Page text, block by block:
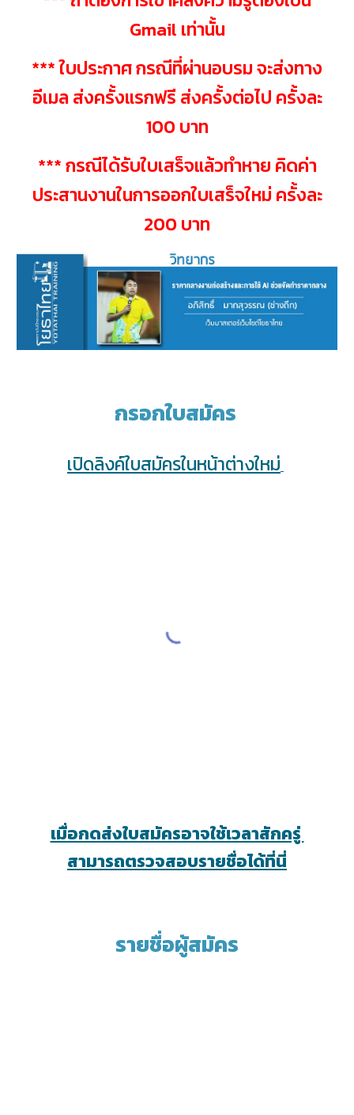
Gmail เท่านั้น
*** ใบประกาศ กรณีที่ผ่านอบรม จะส่งทาง
อีเมล ส่งครั้งแรกฟรี ส่งครั้งต่อไป ครั้งละ
100 บาท
*** กรณีได้รับใบเสร็จแล้วทำหาย คิดค่า
ประสานงานในการออกใบเสร็จใหม่ ครั้งละ
200 บาท
กรอกใบสมัคร
เปิดลิงค์ใบสมัครในหน้าต่างใหม่
เมื่อกดส่งใบสมัครอาจใช้เวลาสักครู่
สามารถตรวจสอบรายชื่อได้ที่นี่
รายชื่อผู้สมัคร